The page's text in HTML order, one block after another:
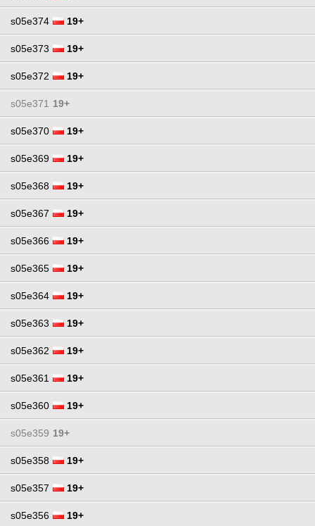
s05e374 19+
s05e373 19+
s05e372 19+
s05e371 19+
s05e370 19+
s05e369 19+
s05e368 19+
s05e367 19+
s05e366 19+
s05e365 19+
s05e364 19+
s05e363 19+
s05e362 19+
s05e361 19+
s05e360 19+
s05e359 19+
s05e358 19+
s05e357 19+
s05e356 19+